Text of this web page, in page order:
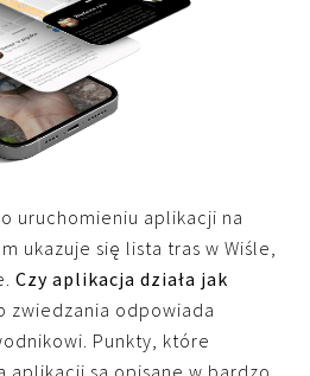
uruchomieniu aplikacji na
ukazuje się lista tras w Wiśle,
Czy aplikacja działa jak
zwiedzania odpowiada
Punkty, które
aplikacji są opisane w bardzo